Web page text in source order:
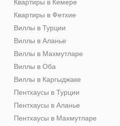
Квартиры в Кемере
Квартиры в Фетхие
Виллы в Турции
Виллы в Аланье
Виллы в Махмутларе
Виллы в Оба
Виллы в Каргыджаке
Пентхаусы в Турции
Пентхаусы в Аланье
Пентхаусы в Махмутларе